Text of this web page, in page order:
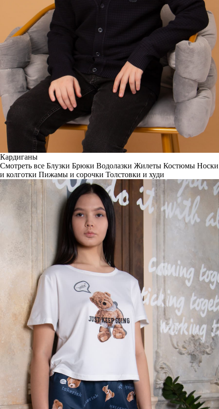
Кардиганы
Смотреть все Блузки Брюки Водолазки Жилеты Костюмы Носки
и колготки Пижамы и сорочки Толстовки и худи